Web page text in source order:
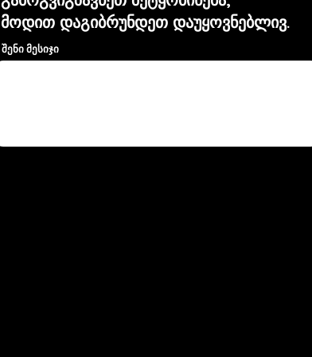
მოდით დაგიბრუნდეთ დაუყოვნებლივ.
შენი მესიჯი